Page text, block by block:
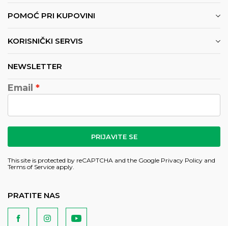
POMOĆ PRI KUPOVINI
KORISNIČKI SERVIS
NEWSLETTER
Email
PRIJAVITE SE
This site is protected by reCAPTCHA and the Google Privacy Policy and
Terms of Service apply.
PRATITE NAS